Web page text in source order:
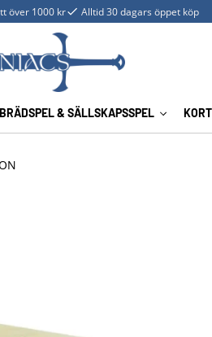
över 1000 kr Alltid 30 dagars öppet köp
BRÄDSPEL & SÄLLSKAPSSPEL